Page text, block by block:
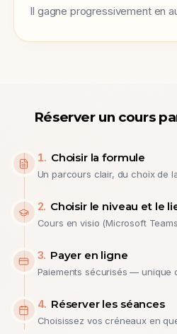
Il gagne progressivement en
Réserver un cours
1. Choisir la formule
Un parcours clair, du choix de
2. Choisir le niveau et le
Cours en visio (Microsoft
3. Payer en ligne
Paiements sécurisés — unique
4. Réserver les séances
Choisissez vos créneaux en